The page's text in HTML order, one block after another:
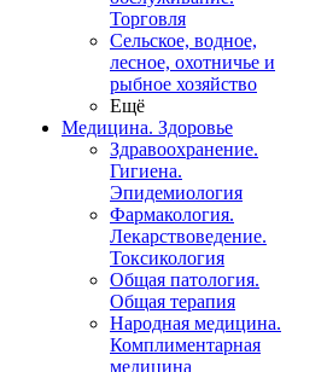
Торговля
Сельское, водное,
лесное, охотничье и
рыбное хозяйство
Ещё
Медицина. Здоровье
Здравоохранение.
Гигиена.
Эпидемиология
Фармакология.
Лекарствоведение.
Токсикология
Общая патология.
Общая терапия
Народная медицина.
Комплиментарная
медицина